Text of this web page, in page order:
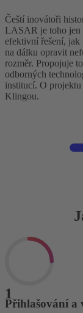
Čeští inovátoři
LASAR je toho jen
efektivní řešení,
na dálku opravit
rozměr. Propojuje
odborných
institucí. O projektu
Klingou.
Přihlašování a